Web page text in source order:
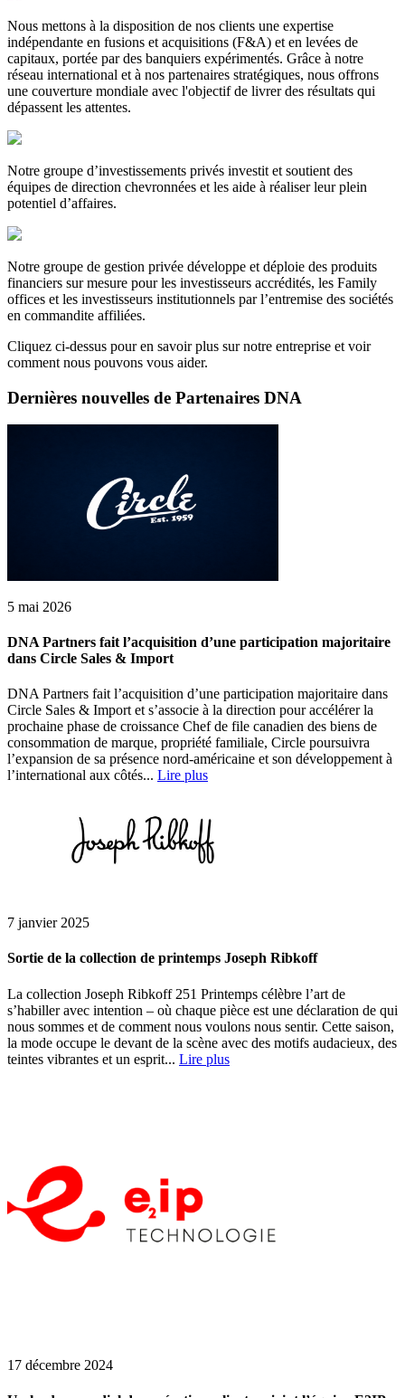
Nous mettons à la disposition de nos clients une expertise
indépendante en fusions et acquisitions (F&A) et en levées de
capitaux, portée par des banquiers expérimentés. Grâce à notre
réseau international et à nos partenaires stratégiques, nous offrons
une couverture mondiale avec l'objectif de livrer des résultats qui
dépassent les attentes.
Notre groupe d’investissements privés investit et soutient des
équipes de direction chevronnées et les aide à réaliser leur plein
potentiel d’affaires.
Notre groupe de gestion privée développe et déploie des produits
financiers sur mesure pour les investisseurs accrédités, les Family
offices et les investisseurs institutionnels par l’entremise des sociétés
en commandite affiliées.
Cliquez ci-dessus pour en savoir plus sur notre entreprise et voir
comment nous pouvons vous aider.
Dernières nouvelles de Partenaires DNA
5 mai 2026
DNA Partners fait l’acquisition d’une participation majoritaire
dans Circle Sales & Import
DNA Partners fait l’acquisition d’une participation majoritaire dans
Circle Sales & Import et s’associe à la direction pour accélérer la
prochaine phase de croissance Chef de file canadien des biens de
consommation de marque, propriété familiale, Circle poursuivra
l’expansion de sa présence nord-américaine et son développement à
l’international aux côtés... Lire plus
7 janvier 2025
Sortie de la collection de printemps Joseph Ribkoff
La collection Joseph Ribkoff 251 Printemps célèbre l’art de
s’habiller avec intention – où chaque pièce est une déclaration de qui
nous sommes et de comment nous voulons nous sentir. Cette saison,
la mode occupe le devant de la scène avec des motifs audacieux, des
teintes vibrantes et un esprit... Lire plus
17 décembre 2024